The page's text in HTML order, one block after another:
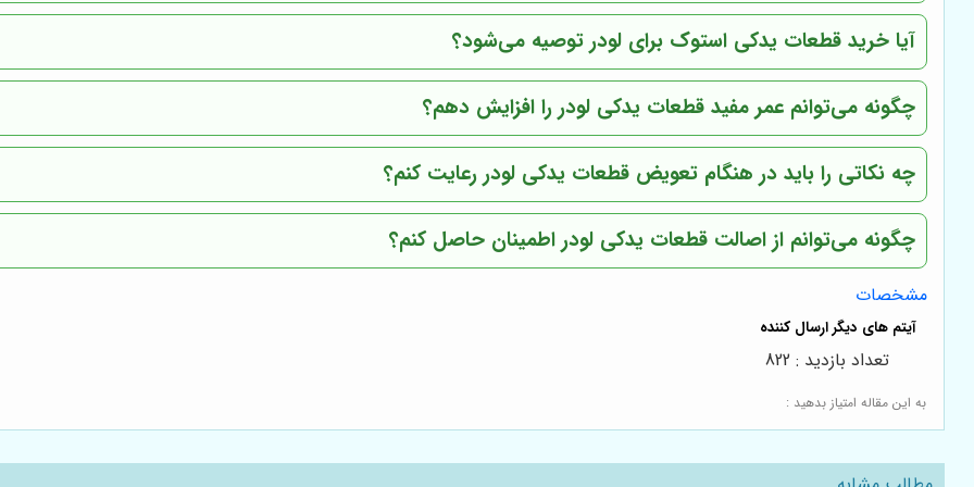
آیا خرید قطعات یدکی استوک برای لودر توصیه می‌شود؟
چگونه می‌توانم عمر مفید قطعات یدکی لودر را افزایش دهم؟
چه نکاتی را باید در هنگام تعویض قطعات یدکی لودر رعایت کنم؟
چگونه می‌توانم از اصالت قطعات یدکی لودر اطمینان حاصل کنم؟
مشخصات
به این مقاله امتیاز بدهید :
تعداد بازدید : 822